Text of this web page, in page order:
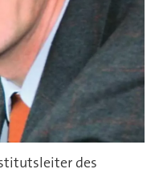
des